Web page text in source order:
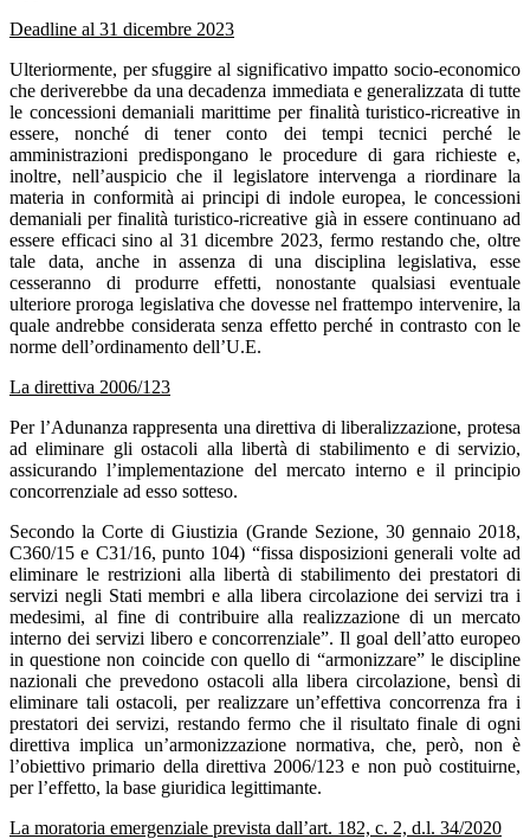
Deadline al 31 dicembre 2023
Ulteriormente, per sfuggire al significativo impatto socio-economico
che deriverebbe da una decadenza immediata e generalizzata di tutte
le concessioni demaniali marittime per finalità turistico-ricreative in
essere, nonché di tener conto dei tempi tecnici perché le
amministrazioni predispongano le procedure di gara richieste e,
inoltre, nell’auspicio che il legislatore intervenga a riordinare la
materia in conformità ai principi di indole europea, le concessioni
demaniali per finalità turistico-ricreative già in essere continuano ad
essere efficaci sino al 31 dicembre 2023, fermo restando che, oltre
tale data, anche in assenza di una disciplina legislativa, esse
cesseranno di produrre effetti, nonostante qualsiasi eventuale
ulteriore proroga legislativa che dovesse nel frattempo intervenire, la
quale andrebbe considerata senza effetto perché in contrasto con le
norme dell’ordinamento dell’U.E.
La direttiva 2006/123
Per l’Adunanza rappresenta una direttiva di liberalizzazione, protesa
ad eliminare gli ostacoli alla libertà di stabilimento e di servizio,
assicurando l’implementazione del mercato interno e il principio
concorrenziale ad esso sotteso.
Secondo la Corte di Giustizia (Grande Sezione, 30 gennaio 2018,
C360/15 e C31/16, punto 104) “fissa disposizioni generali volte ad
eliminare le restrizioni alla libertà di stabilimento dei prestatori di
servizi negli Stati membri e alla libera circolazione dei servizi tra i
medesimi, al fine di contribuire alla realizzazione di un mercato
interno dei servizi libero e concorrenziale”. Il goal dell’atto europeo
in questione non coincide con quello di “armonizzare” le discipline
nazionali che prevedono ostacoli alla libera circolazione, bensì di
eliminare tali ostacoli, per realizzare un’effettiva concorrenza fra i
prestatori dei servizi, restando fermo che il risultato finale di ogni
direttiva implica un’armonizzazione normativa, che, però, non è
l’obiettivo primario della direttiva 2006/123 e non può costituirne,
per l’effetto, la base giuridica legittimante.
La moratoria emergenziale prevista dall’art. 182, c. 2, d.l. 34/2020